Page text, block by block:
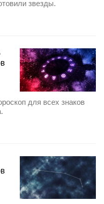
звезды.
для всех знаков